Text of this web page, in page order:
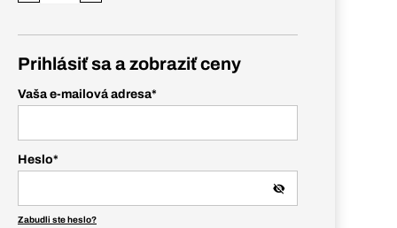
Prihlásiť sa a zobraziť ceny
Vaša e-mailová adresa*
Heslo*
Zabudli ste heslo?